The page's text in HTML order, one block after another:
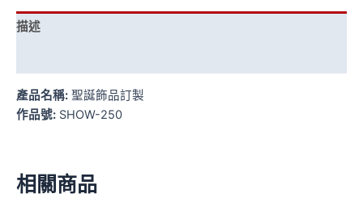
描述
產品名稱: 聖誕飾品訂製
作品號: SHOW-250
相關商品